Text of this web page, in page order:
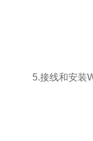
5.接线和安装